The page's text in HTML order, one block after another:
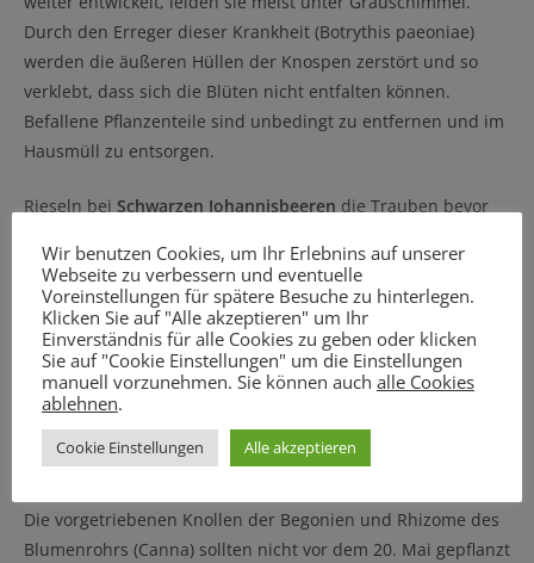
Durch den Erreger dieser Krankheit (Botrythis paeoniae)
werden die äußeren Hüllen der Knospen zerstört und so
verklebt, dass sich die Blüten nicht entfalten können.
Befallene Pflanzenteile sind unbedingt zu entfernen und im
Hausmüll zu entsorgen.
Rieseln bei Schwarzen Johannisbeeren die Trauben bevor
(Johannisbeeren sind Flachwurzler!), zu starker Schnitt,
überhöhte Stickstoffdüngung oder ungenügende
Bestäubung. Fremdbestäubung durch Anbau mehrerer
Sorten wirkt sich günstiger auf Ertrag und Fruchtqualität
aus als Selbstbestäubung. Gießen nicht vergessen.
Knollen pflanzen
Die vorgetriebenen Knollen der Begonien und Rhizome des
Blumenrohrs (Canna) sollten nicht vor dem 20. Mai gepflanzt
Wir benutzen Cookies, um Ihr Erlebnins auf unserer
Webseite zu verbessern und eventuelle
Voreinstellungen für spätere Besuche zu hinterlegen.
Klicken Sie auf "Alle akzeptieren" um Ihr
Einverständnis für alle Cookies zu geben oder klicken
Sie auf "Cookie Einstellungen" um die Einstellungen
manuell vorzunehmen. Sie können auch alle Cookies
ablehnen.
Cookie Einstellungen Alle akzeptieren